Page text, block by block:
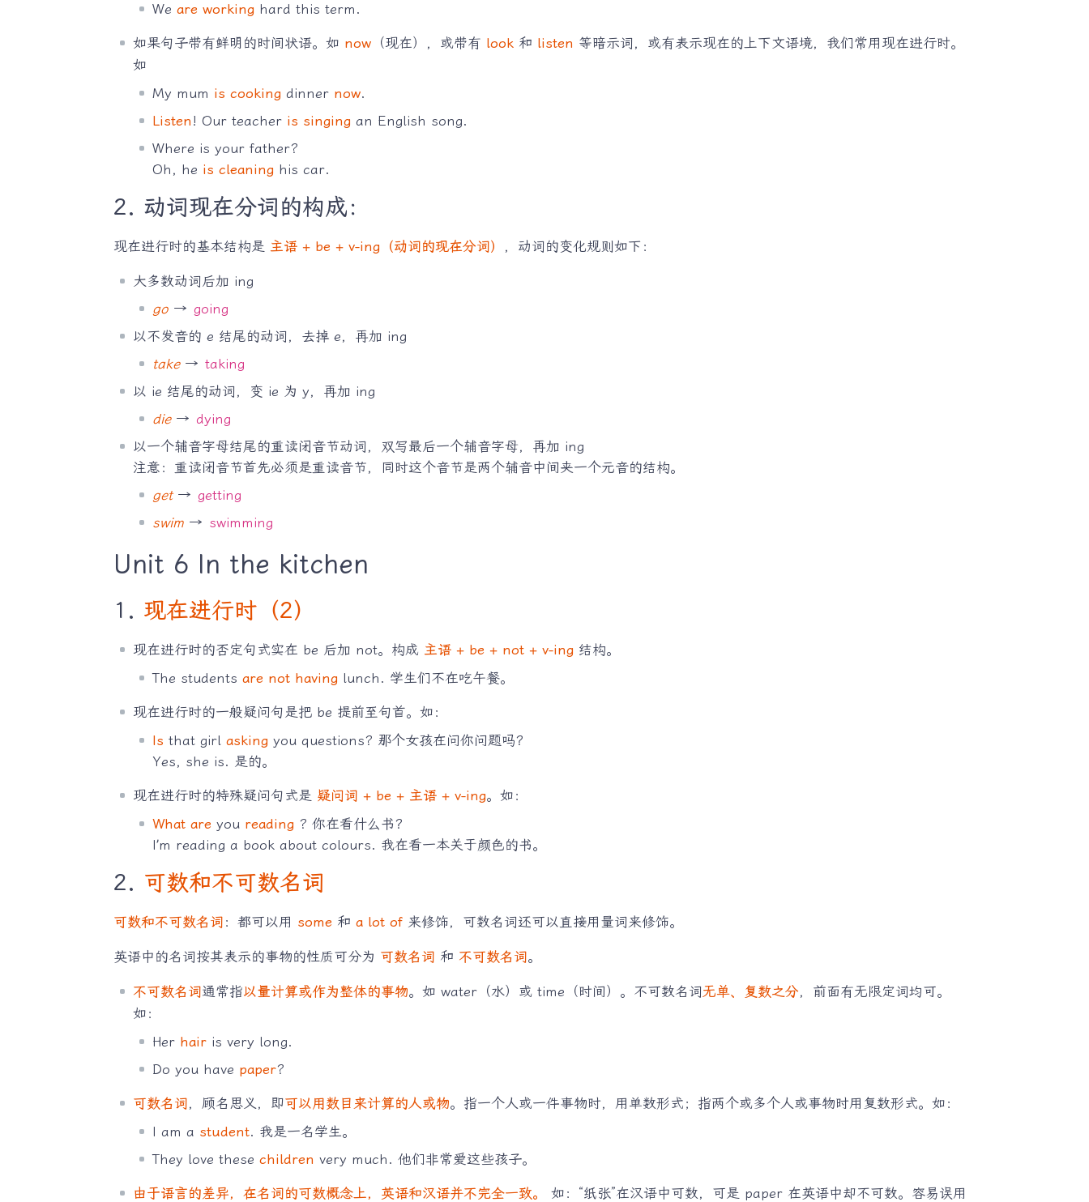
We are working hard this term.
如果句子带有鲜明的时间状语。如 now（现在），或带有 look和 listen 等暗示词，或有表示现在的上下文语境，我们常用现在进行时。
如
My mum is cooking dinner now.
Listen ! Our teacher is singing an English song.
Where is your father?
Oh, he is cleaning his car.
2. 动词现在分词的构成：
现在进行时的基本结构是 主语 + be + v-ing（动词的现在分词） ，动词的变化规则如下：
大多数动词后加 ing
go→ going
以不发音的 e 结尾的动词，去掉 e，再加 ing
take→ taking
以 ie 结尾的动词，变 ie 为 y，再加 ing
die→ dying
以一个辅音字母结尾的重读闭音节动词，双写最后一个辅音字母，再加 ing
注意：重读闭音节首先必须是重读音节，同时这个音节是两个辅音中间夹一个元音的结构。
get→ getting
swim→ swimming
Unit 6 In the kitchen
1. 现在进行时（2）
现在进行时的否定句式实在 be 后加 not。构成 主语 + be + not + v-ing 结构。
The students are not having lunch. 学生们不在吃午餐。
现在进行时的一般疑问句是把 be 提前至句首。如：
Is that girl asking you questions? 那个女孩在问你问题吗？
Yes, she is. 是的。
现在进行时的特殊疑问句式是 疑问词 + be + 主语 + v-ing。如：
What areyou reading ? 你在看什么书？
I’m reading a book about colours. 我在看一本关于颜色的书。
2. 可数和不可数名词
可数和不可数名词 ：都可以用 some和 a lot of来修饰，可数名词还可以直接用量词来修饰。
英语中的名词按其表示的事物的性质可分为 可数名词 和 不可数名词。
不可数名词通常指以量计算或作为整体的事物。如 water（水）或 time（时间）。不可数名词无单、复数之分，前面有无限定词均可。
如：
Her hairis very long.
Do you have paper?
可数名词，顾名思义，即可以用数目来计算的人或物。指一个人或一件事物时，用单数形式；指两个或多个人或事物时用复数形式。如：
I am a student. 我是一名学生。
They love these children very much. 他们非常爱这些孩子。
由于语言的差异，在名词的可数概念上，英语和汉语并不完全一致。 如：“纸张”在汉语中可数，可是 paper 在英语中却不可数。容易误用